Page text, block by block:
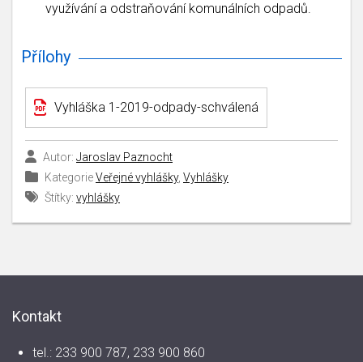
využívání a odstraňování komunálních odpadů.
Přílohy
Vyhláška 1-2019-odpady-schválená
Autor: Jaroslav Paznocht
KategorieVeřejné vyhlášky, Vyhlášky
Štítky: vyhlášky
Kontakt
tel.: 233 900 787, 233 900 860